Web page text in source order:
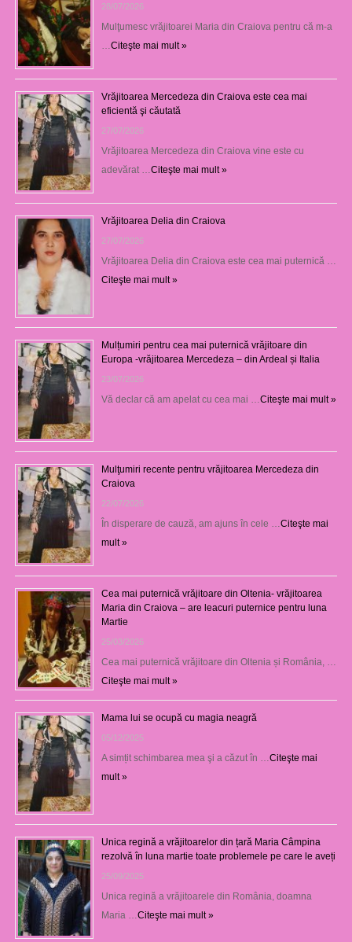
28/07/2026
Mulţumesc vrăjitoarei Maria din Craiova pentru că m-a
Citeşte mai mult »
Vrăjitoarea Mercedeza din Craiova este cea mai
eficientă şi căutată
27/07/2026
Vrăjitoarea Mercedeza din Craiova vine este cu
adevărat … Citeşte mai mult »
Vrăjitoarea Delia din Craiova
27/07/2026
Vrăjitoarea Delia din Craiova este cea mai puternică …
Citeşte mai mult »
Mulțumiri pentru cea mai puternică vrăjitoare din
Europa -vrăjitoarea Mercedeza – din Ardeal și Italia
23/07/2026
Vă declar că am apelat cu cea mai … Citeşte mai mult »
Mulţumiri recente pentru vrăjitoarea Mercedeza din
Craiova
22/07/2026
În disperare de cauză, am ajuns în cele … Citeşte mai
mult »
Cea mai puternică vrăjitoare din Oltenia- vrăjitoarea
Maria din Craiova – are leacuri puternice pentru luna
Martie
25/03/2026
Cea mai puternică vrăjitoare din Oltenia și România, …
Citeşte mai mult »
Mama lui se ocupă cu magia neagră
05/12/2025
A simțit schimbarea mea şi a căzut în … Citeşte mai
mult »
Unica regină a vrăjitoarelor din țară Maria Câmpina
rezolvă în luna martie toate problemele pe care le aveți
25/09/2025
Unica regină a vrăjitoarele din România, doamna
Maria … Citeşte mai mult »